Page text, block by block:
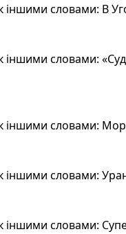
іншими словами: В
іншими словами:
словами:
іншими словами:
словами: